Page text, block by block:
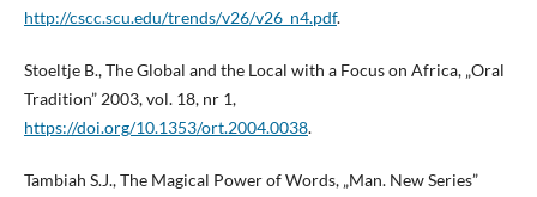
http://cscc.scu.edu/trends/v26/v26_n4.pdf.
Stoeltje B., The Global and the Local with a Focus on Africa, „Oral
Tradition” 2003, vol. 18, nr 1,
https://doi.org/10.1353/ort.2004.0038.
Tambiah S.J., The Magical Power of Words, „Man. New Series”